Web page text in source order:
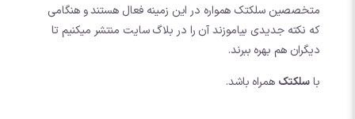
متخصصین سلکتک همواره در این زمینه فعال هستند و هنگامی
که نکته جدیدی بیاموزند آن را در بلاگ سایت منتشر میکنیم تا
دیگران هم بهره ببرند.
باسلکتک همراه باشد.